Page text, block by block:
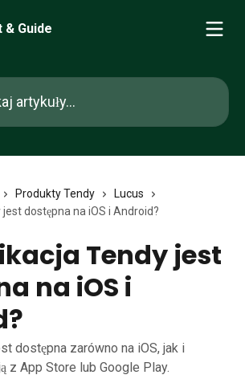
Produkty Tendy
Lucus
dostępna na iOS i Android?
Tendy jest
na iOS i
dostępna zarówno na iOS, jak i
z App Store lub Google Play.